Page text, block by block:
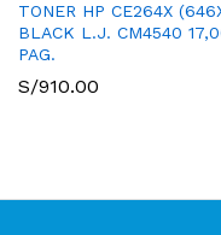
TONER HP CE264X
BLACK L.J. CM4540
PAG.
S/910.00